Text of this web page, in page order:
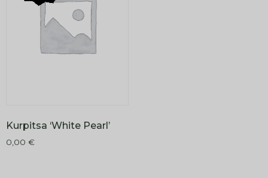
Kurpitsa ‘White Pearl’
0,00 €